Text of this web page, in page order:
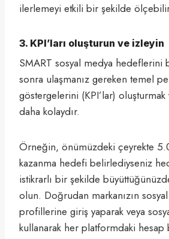
ilerlemeyi etkili bir şekilde
3. KPI’ları oluşturun ve izleyin
SMART sosyal medya hedeflerini
sonra ulaşmanız gereken temel
göstergelerini (KPI’lar)
daha kolaydır.
Örneğin, önümüzdeki çeyrekte
kazanma hedefi belirlediyseniz
istikrarlı bir şekilde
olun. Doğrudan markanızın
profillerine giriş yaparak veya
kullanarak her platformdaki hesap